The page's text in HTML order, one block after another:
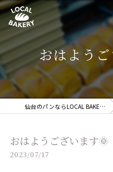
おはよう
仙台のパンならLOCAL BAKERY
おはようございます🌞
2023/07/17